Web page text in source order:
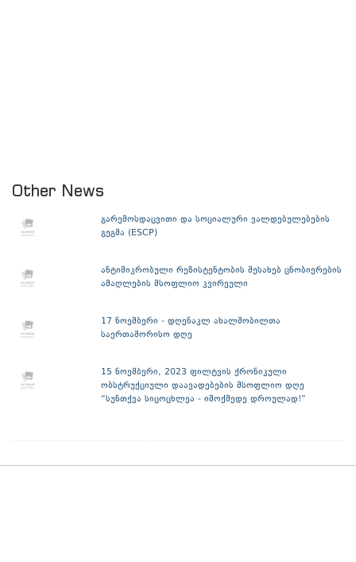
Other News
გარემოსდაცვითი და სოციალური ვალდებულებების
გეგმა (ESCP)
ანტიმიკრობული რეზისტენტობის შესახებ ცნობიერების
ამაღლების მსოფლიო კვირეული
17 ნოემბერი - დღენაკლ ახალშობილთა
საერთაშორისო დღე
15 ნოემბერი, 2023 ფილტვის ქრონიკული
ობსტრუქციული დაავადებების მსოფლიო დღე
“სუნთქვა სიცოცხლეა - იმოქმედე დროულად!”